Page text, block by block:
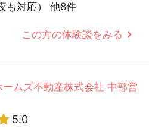
も対応） 他8件
この方の体験談をみる
ムズ不動産株式会社 中部営
5.0